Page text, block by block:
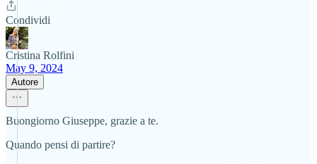
Condividi
Cristina Rolfini
May 9, 2024
Autore
Buongiorno Giuseppe, grazie a te.
Quando pensi di partire?